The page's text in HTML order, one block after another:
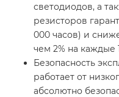
светодиодов, а
резисторов
000 часов) и
чем 2% на каждые
Безопасность
работает от
абсолютно